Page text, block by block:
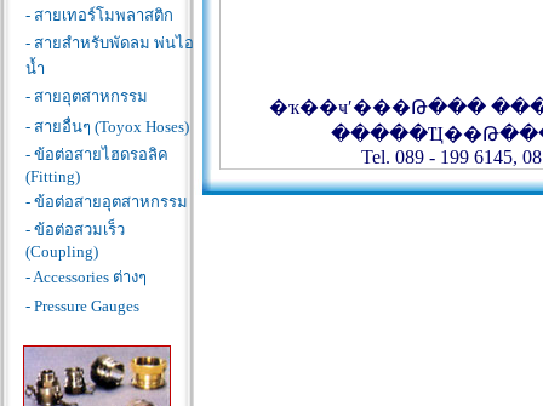
- สายเทอร์โมพลาสติก
- สายสำหรับพัดลม พ่นไอ
น้ำ
- สายอุตสาหกรรม
- สายอื่นๆ (Toyox Hoses)
- ข้อต่อสายไฮดรอลิค
(Fitting)
- ข้อต่อสายอุตสาหกรรม
- ข้อต่อสวมเร็ว
(Coupling)
- Accessories ต่างๆ
- Pressure Gauges
�ҡ��ҹʹ���Թ���
Tel. 089 - 199 6145,